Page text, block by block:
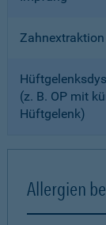
Zahnextraktion
(z. B. OP mit
Hüftgelenk)
Allergien